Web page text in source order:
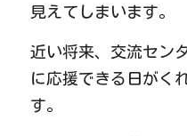
見えてしまいます。
近い将来、交流セン
に応援できる日がく
す。